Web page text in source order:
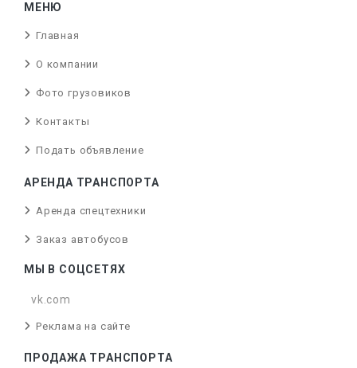
МЕНЮ
Главная
О компании
Фото грузовиков
Контакты
Подать объявление
АРЕНДА ТРАНСПОРТА
Аренда спецтехники
Заказ автобусов
МЫ В СОЦСЕТЯХ
vk.com
Реклама на сайте
ПРОДАЖА ТРАНСПОРТА